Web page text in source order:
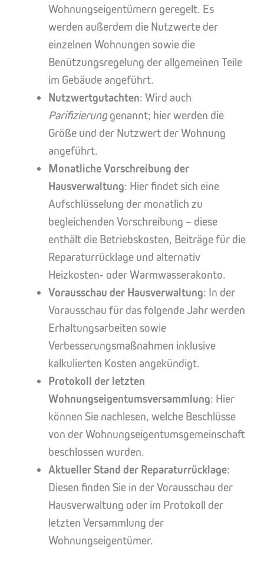
Wohnungseigentümern geregelt. Es
werden außerdem die Nutzwerte der
einzelnen Wohnungen sowie die
Benützungsregelung der allgemeinen Teile
im Gebäude angeführt.
Nutzwertgutachten: Wird auch
Parifizierunggenannt; hier werden die
Größe und der Nutzwert der Wohnung
angeführt.
Monatliche Vorschreibung der
Hausverwaltung: Hier findet sich eine
Aufschlüsselung der monatlich zu
begleichenden Vorschreibung – diese
enthält die Betriebskosten, Beiträge für die
Reparaturrücklage und alternativ
Heizkosten- oder Warmwasserakonto.
Vorausschau der Hausverwaltung: In der
Vorausschau für das folgende Jahr werden
Erhaltungsarbeiten sowie
Verbesserungsmaßnahmen inklusive
kalkulierten Kosten angekündigt.
Protokoll der letzten
Wohnungseigentumsversammlung: Hier
können Sie nachlesen, welche Beschlüsse
von der Wohnungseigentumsgemeinschaft
beschlossen wurden.
Aktueller Stand der Reparaturrücklage:
Diesen finden Sie in der Vorausschau der
Hausverwaltung oder im Protokoll der
letzten Versammlung der
Wohnungseigentümer.